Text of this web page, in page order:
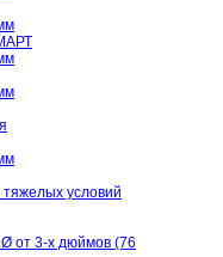
условий
от 3-х дюймов (76